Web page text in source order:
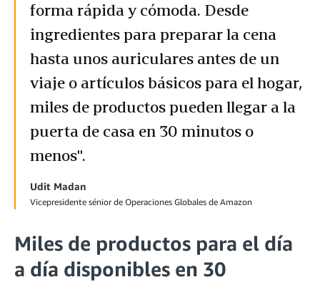
forma rápida y cómoda. Desde
ingredientes para preparar la cena
hasta unos auriculares antes de un
viaje o artículos básicos para el hogar,
miles de productos pueden llegar a la
puerta de casa en 30 minutos o
menos".
Udit Madan
Vicepresidente sénior de Operaciones Globales de Amazon
Miles de productos para el día
a día disponibles en 30